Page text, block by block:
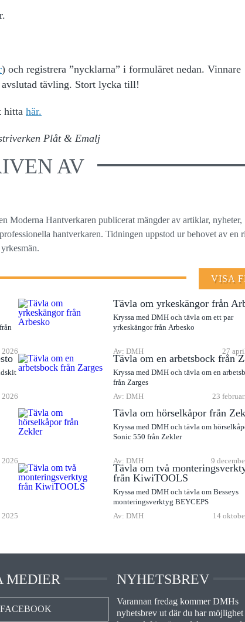
) och registrera ”nycklarna” i formuläret nedan. Vinnare
avslutad tävling. Stort lycka till!
hitta här.
Plåt & Emalj
AV
Moderna Hantverkaren publicerat mängder av artiklar, nyheter,
hantverkaren. Tidningen uppstod ur behovet av en
VISA
Tävla om yrkeskängor från
Kryssa med DMH och tävla om ett par
yrkeskängor från Arbesko
Av: DMH 27
2026
Tävla om en arbetsbock från
Kryssa med DMH och tävla om en
från Zarges
Av: DMH
23
2026
Tävla om hörselkåpor från
Kryssa med DMH och tävla om
Sonic 550 från Zekler
Av: DMH 9
2025
Tävla om två
från KiwiTOOLS
Kryssa med DMH och tävla om Besseys
monteringsverktyg BEYCEPS
Av: DMH
14
MEDIER
FACEBOOK
NYHETSBREV
Varannan fredag kommer DMHs
nyhetsbrev ut där du har möjlighet